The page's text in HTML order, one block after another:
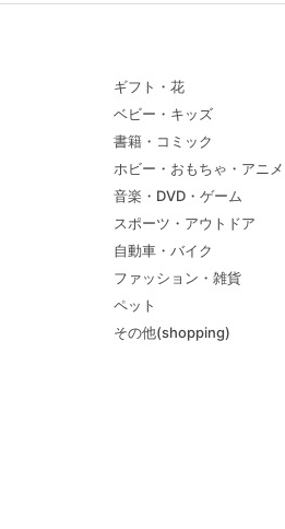
ギフト・花
ベビー・キッズ
書籍・コミック
ホビー・おもちゃ・アニメ
音楽・DVD・ゲーム
スポーツ・アウトドア
自動車・バイク
ファッション・雑貨
ペット
その他(shopping)